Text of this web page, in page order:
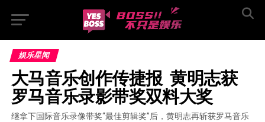
娱乐星闻
大马音乐创作传捷报  黄明志获
罗马音乐录影带奖双料大奖
继拿下国际音乐录像带奖“最佳剪辑奖”后，黄明志再斩获罗马音乐